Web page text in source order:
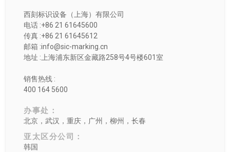
西刻标识设备（上海）有限公司
电话 :+86 21 61645600
传真 :+86 21 61645612
邮箱 :info@sic-marking.cn
地址 :上海浦东新区金藏路258号4号楼601室
销售热线 :
400 164 5600
办事处：
北京，武汉，重庆，广州，柳州，长春
亚太区分公司：
韩国